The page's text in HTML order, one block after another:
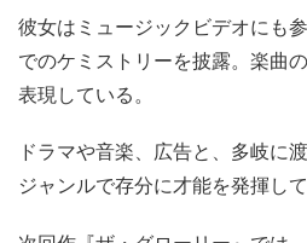
彼女はミュージックビデオにも
でのケミストリーを披露。楽曲
表現している。
ドラマや音楽、広告と、多岐に
ジャンルで存分に才能を発揮し